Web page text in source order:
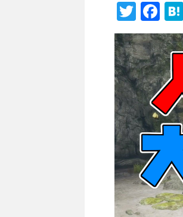
T
wi
tt
er
F
a
c
e
b
o
o
k